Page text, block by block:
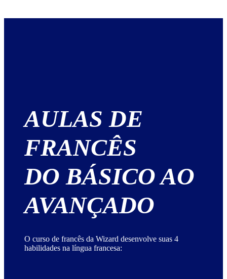
AULAS DE
FRANCÊS
DO BÁSICO AO
AVANÇADO
O curso de francês da Wizard desenvolve suas 4
habilidades na língua francesa: